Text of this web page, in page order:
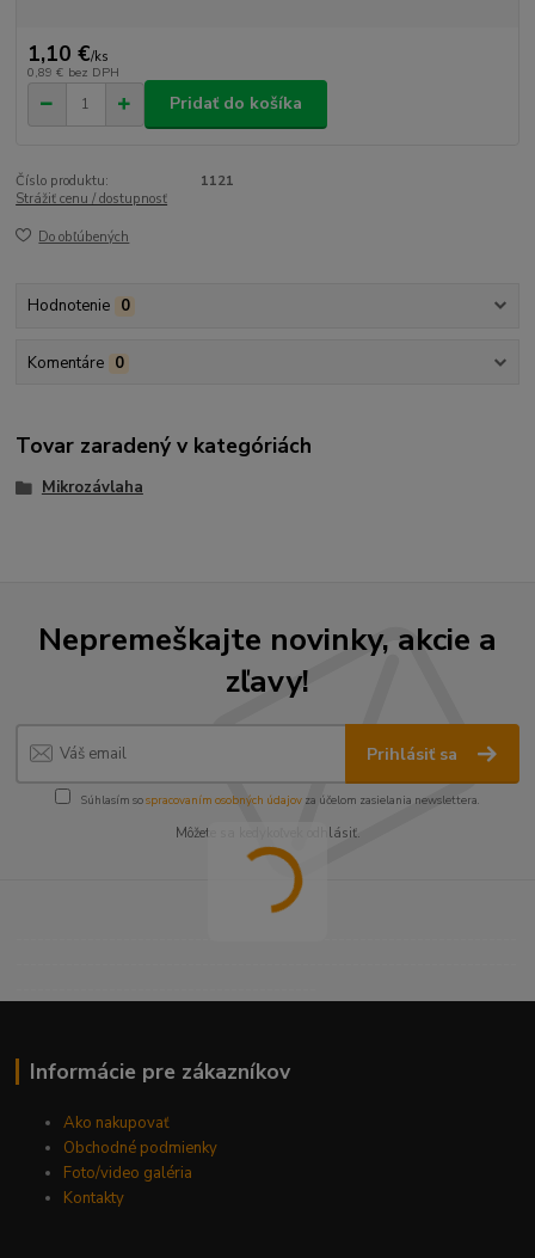
1,10 €/ks
0,89 € bez DPH
Pridať do košíka
Číslo produktu:
1121
Strážiť cenu / dostupnosť
Do obľúbených
Hodnotenie 0
Komentáre 0
Tovar zaradený v kategóriách
Mikrozávlaha
Nepremeškajte novinky, akcie a
zľavy!
Prihlásiť sa
Súhlasím sospracovaním osobných údajov za účelom zasielania newslettera.
Môžete sa kedykoľvek odhlásiť.
Informácie pre zákazníkov
Ako nakupovať
Obchodné podmienky
Foto/video galéria
Kontakty